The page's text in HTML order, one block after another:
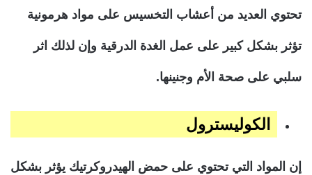
تحتوي العديد من أعشاب التخسيس على مواد هرمونية
تؤثر بشكل كبير على عمل الغدة الدرقية وإن لذلك اثر
سلبي على صحة الأم وجنينها.
الكوليسترول
إن المواد التي تحتوي على حمض الهيدروكرتيك يؤثر بشكل